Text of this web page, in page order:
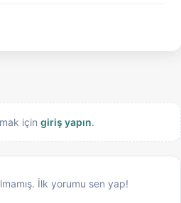
için giriş yapın.
İlk yorumu sen yap!